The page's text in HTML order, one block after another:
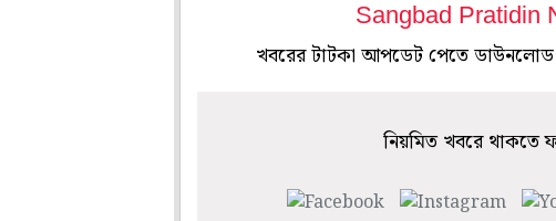
Sangbad Pratidin
খবরের টাটকা আপডেট পেতে ডাউনলোড
নিয়মিত খবরে